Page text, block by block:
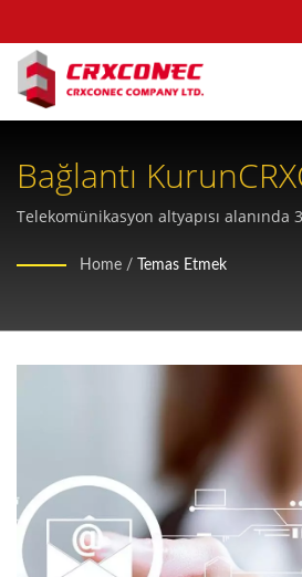
Bağlantı
OEM Yapısal
Ortağınız
Telekomünikasyon altyapısı alanında
teklifleri ve profesyonel kablolama
Home / Temas Etmek